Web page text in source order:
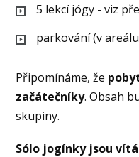
5 lekcí jógy - viz
parkování (v
Připomínáme, že
začátečníky. Obsah
skupiny.
Sólo jogínky jsou